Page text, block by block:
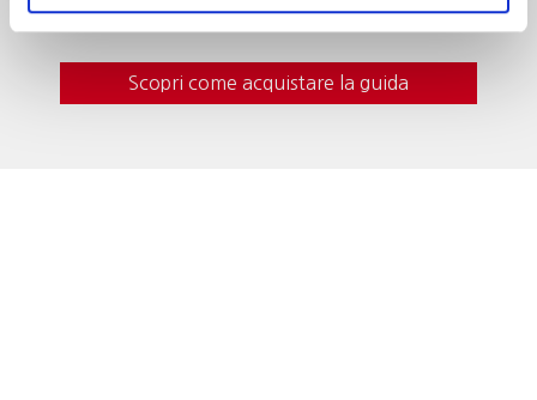
Scopri come acquistare la guida